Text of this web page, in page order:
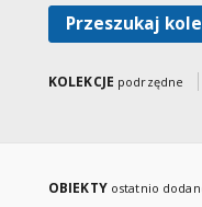
Przeszukaj
KOLEKCJE podrzędne
OBIEKTY ostatnio